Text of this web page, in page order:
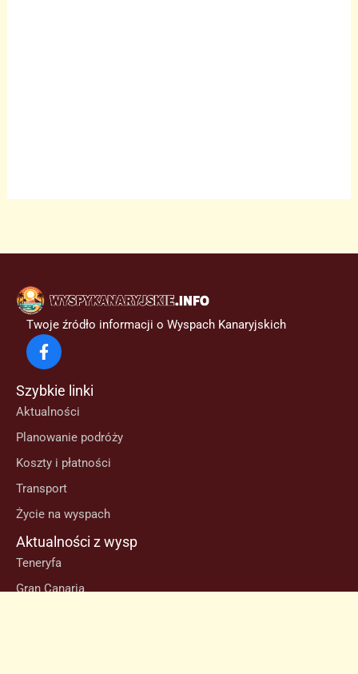
Twoje źródło informacji o Wyspach Kanaryjskich
Szybkie linki
Aktualności
Planowanie podróży
Koszty i płatności
Transport
Życie na wyspach
Aktualności z wysp
Teneryfa
Gran Canaria